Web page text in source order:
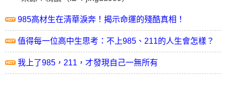
985高材生在清華淚奔！揭示命運的殘酷真相！
值得每一位高中生思考：不上985、211的人生會怎樣？
我上了985，211，才發現自己一無所有